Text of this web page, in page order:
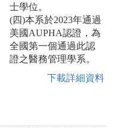
士學位。
(四)本系於2023年通過
美國AUPHA認證，為
全國第一個通過此認
證之醫務管理學系。
下載詳細資料